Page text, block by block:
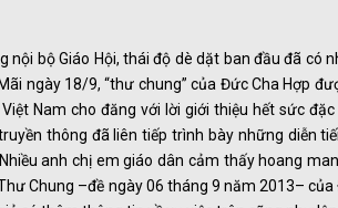
nội bộ Giáo Hội, thái độ dè dặt ban đầu đã
ngày 18/9, “thư chung” của Đức Cha Hợp
Việt Nam cho đăng với lời giới thiệu hết sức
thông đã liên tiếp trình bày những diễn
anh chị em giáo dân cảm thấy hoang
Chung –đề ngày 06 tháng 9 năm 2013–